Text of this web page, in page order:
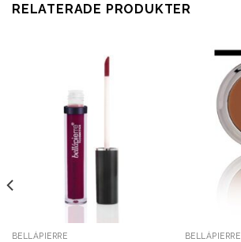
RELATERADE PRODUKTER
BELLÁPIERRE BELLÁPIERRE